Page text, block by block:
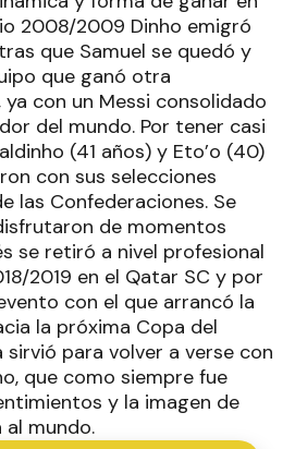
2008/2009 Dinho emigró
que Samuel se quedó y
que ganó otra
ya con un Messi consolidado
del mundo. Por tener casi
(41 años) y Eto’o (40)
con sus selecciones
las Confederaciones. Se
de momentos
se retiró a nivel profesional
2019 en el Qatar SC y por
con el que arrancó la
la próxima Copa del
sirvió para volver a verse con
que como siempre fue
y la imagen de
mundo.